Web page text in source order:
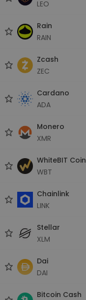
LEO
Rain
RAIN
Zcash
ZEC
Cardano
ADA
Monero
XMR
WhiteBIT Coin
WBT
Chainlink
LINK
Stellar
XLM
Dai
DAI
Bitcoin Cash